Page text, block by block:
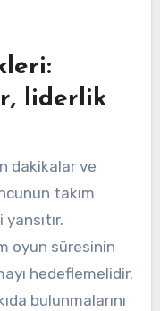
liderlik
dakikalar ve
takım
oyun süresinin
hedeflemelidir.
bulunmalarını